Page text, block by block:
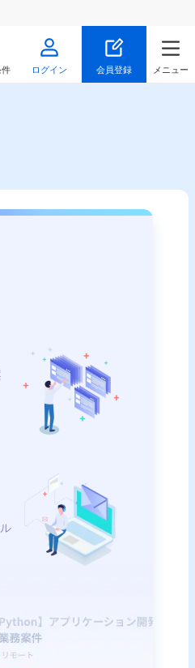
件 ログイン 会員登録 メニュー